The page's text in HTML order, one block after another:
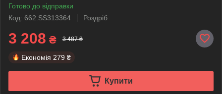
Готово до відправки
Код: 662.SS313364
Роздріб
3 208 ₴ 3 487 ₴
Економія 279 ₴
Купити